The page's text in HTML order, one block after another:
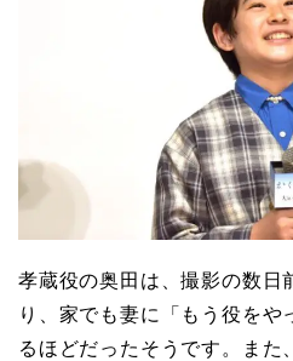
孝蔵役の奥田は、撮影の数日
り、家でも妻に「もう役をや
るほどだったそうです。また